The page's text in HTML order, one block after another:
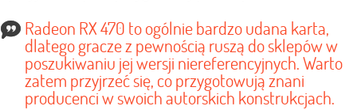
Radeon RX 470 to ogólnie bardzo udana karta,
dlatego gracze z pewnością ruszą do sklepów w
poszukiwaniu jej wersji niereferencyjnych. Warto
zatem przyjrzeć się, co przygotowują znani
producenci w swoich autorskich konstrukcjach.